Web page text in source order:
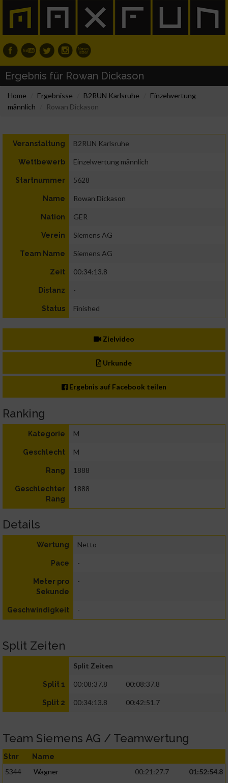
Ergebnis für Rowan Dickason
Home Ergebnisse B2RUN Karlsruhe
Einzelwertung
männlich
Rowan Dickason
Veranstaltung B2RUN Karlsruhe
Wettbewerb Einzelwertung männlich
Startnummer 5628
Name Rowan Dickason
Nation GER
Verein Siemens AG
Team Name Siemens AG
Zeit 00:34:13.8
Distanz -
Status Finished
Zielvideo
Urkunde
Ergebnis auf Facebook teilen
Ranking
Kategorie M
Geschlecht M
Rang 1888
Geschlechter
Rang
1888
Details
Wertung Netto
Pace -
Meter pro
Sekunde
-
Geschwindigkeit -
Split Zeiten
Split Zeiten
Split 1 00:08:37.8 00:08:37.8
Split 2 00:34:13.8 00:42:51.7
Team Siemens AG / Teamwertung
Stnr Name
5344 Wagner 00:21:27.7
01:52:54.8